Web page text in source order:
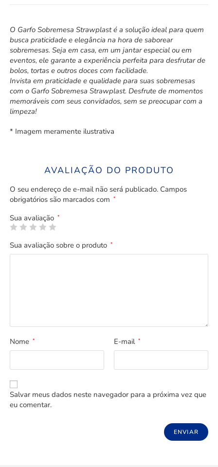
O Garfo Sobremesa Strawplast é a solução ideal para quem
busca praticidade e elegância na hora de saborear
sobremesas. Seja em casa, em um jantar especial ou em
eventos, ele garante a experiência perfeita para desfrutar de
bolos, tortas e outros doces com facilidade.
Invista em praticidade e qualidade para suas sobremesas
com o Garfo Sobremesa Strawplast. Desfrute de momentos
memoráveis com seus convidados, sem se preocupar com a
limpeza!
* Imagem meramente ilustrativa
AVALIAÇÃO DO PRODUTO
O seu endereço de e-mail não será publicado. Campos
obrigatórios são marcados com *
Sua avaliação *
Sua avaliação sobre o produto *
Nome * E-mail *
Salvar meus dados neste navegador para a próxima vez que
eu comentar.